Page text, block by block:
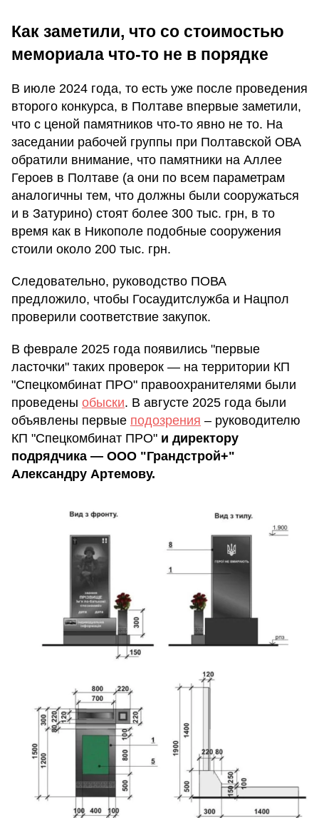
Как заметили, что со стоимостью
мемориала что-то не в порядке
В июле 2024 года, то есть уже после проведения
второго конкурса, в Полтаве впервые заметили,
что с ценой памятников что-то явно не то. На
заседании рабочей группы при Полтавской ОВА
обратили внимание, что памятники на Аллее
Героев в Полтаве (а они по всем параметрам
аналогичны тем, что должны были сооружаться
и в Затурино) стоят более 300 тыс. грн, в то
время как в Никополе подобные сооружения
стоили около 200 тыс. грн.
Следовательно, руководство ПОВА
предложило, чтобы Госаудитслужба и Нацпол
проверили соответствие закупок.
В феврале 2025 года появились "первые
ласточки" таких проверок — на территории КП
"Спецкомбинат ПРО" правоохранителями были
проведены обыски. В августе 2025 года были
объявлены первые подозрения – руководителю
КП "Спецкомбинат ПРО" и директору
подрядчика — ООО "Грандстрой+"
Александру Артемову.